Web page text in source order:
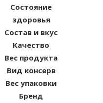
Состояние
здоровья
Состав и вкус
Качество
Вес продукта
Вид консерв
Вес упаковки
Бренд